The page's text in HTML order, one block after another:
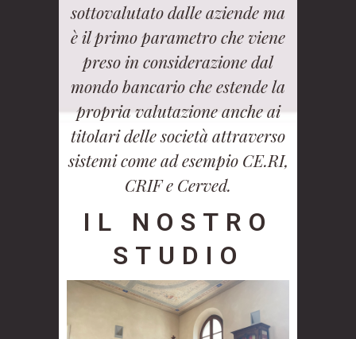
sottovalutato dalle aziende ma
è il primo parametro che viene
preso in considerazione dal
mondo bancario che estende la
propria valutazione anche ai
titolari delle società attraverso
sistemi come ad esempio CE.RI,
CRIF e Cerved.
IL NOSTRO
STUDIO